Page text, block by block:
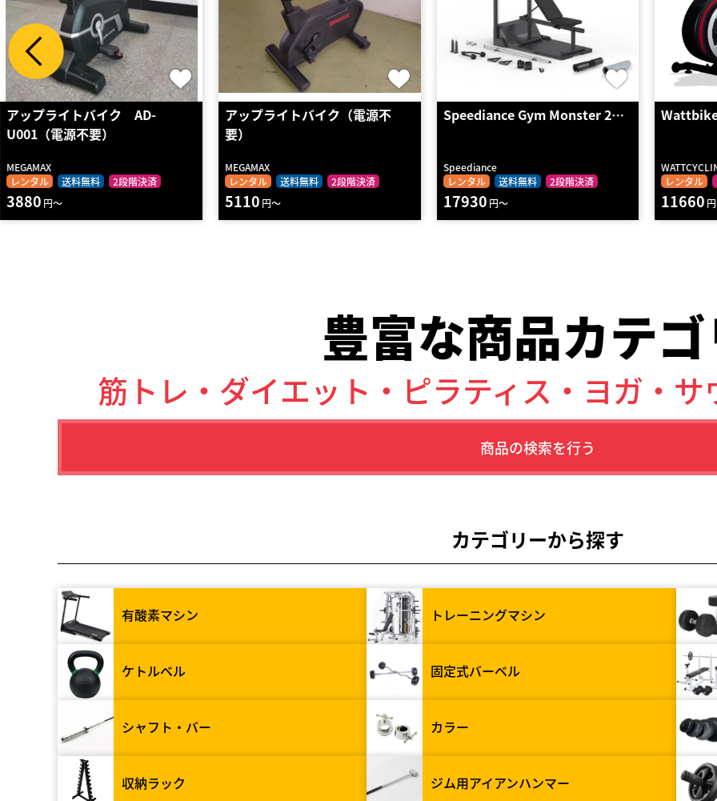
アップライトバイク AD-
U001（電源不要）
MEGAMAX
レンタル
送料無料 2段階決済
3880 円～
アップライトバイク（電源不
要）
MEGAMAX
レンタル
送料無料 2段階決済
5110 円～
Speediance Gym Monster 2…
Speediance
レンタル
送料無料 2段階決済
17930 円～
レンタル
11660
豊富な商品カテ
筋トレ・ダイエット・ピラティス ・ヨガ・
商品の検索を行う
カテゴリーから探す
有酸素マシン トレーニングマシン
ケトルベル 固定式バーベル
シャフト・バー カラー
収納ラック ジム用アイアンハンマー